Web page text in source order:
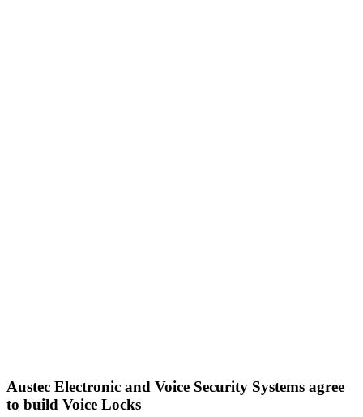
Austec Electronic and Voice Security Systems agree
to build Voice Locks